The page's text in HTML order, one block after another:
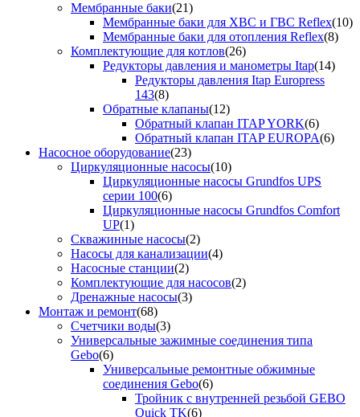
Мембранные баки(21)
Мембранные баки для ХВС и ГВС Reflex(10)
Мембранные баки для отопления Reflex(8)
Комплектующие для котлов(26)
Редукторы давления и манометры Itap(14)
Редукторы давления Itap Europress
143(8)
Обратные клапаны(12)
Обратный клапан ITAP YORK(6)
Обратный клапан ITAP EUROPA(6)
Насосное оборудование(23)
Циркуляционные насосы(10)
Циркуляционные насосы Grundfos UPS
серии 100(6)
Циркуляционные насосы Grundfos Comfort
UP(1)
Скважинные насосы(2)
Насосы для канализации(4)
Насосные станции(2)
Комплектующие для насосов(2)
Дренажные насосы(3)
Монтаж и ремонт(68)
Счетчики воды(3)
Универсальные зажимные соединения типа
Gebo(6)
Универсальные ремонтные обжимные
соединения Gebo(6)
Тройник с внутренней резьбой GEBO
Quick TK(6)